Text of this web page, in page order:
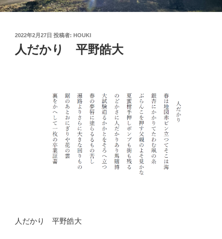
投
日:
2022年2月27日 投稿者: HOUKI
人だかり 平野皓大
人だかり 平野皓大